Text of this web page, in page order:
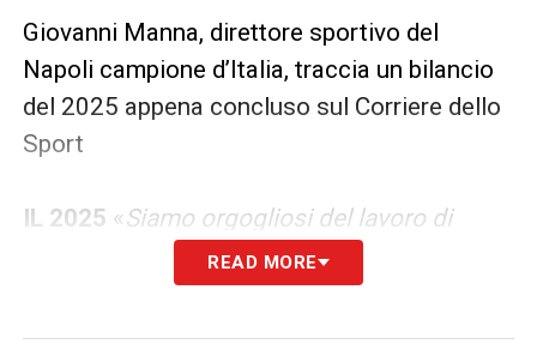
Giovanni Manna, direttore sportivo del
Napoli campione d’Italia, traccia un bilancio
del 2025 appena concluso sul Corriere dello
Sport
IL 2025 «Siamo orgogliosi del lavoro di
Conte e dei ragazzi. Magnifico per i risultati
ma molto dispendioso per energia e
READ MORE